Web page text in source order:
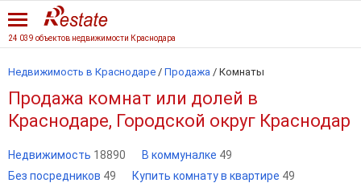
24 039 объектов недвижимости Краснодара
Недвижимость в Краснодаре / Продажа / Комнаты
Продажа комнат или долей в
Краснодаре, Городской округ Краснодар
Недвижимость 18890 В коммуналке 49
Без посредников 49 Купить комнату в квартире 49